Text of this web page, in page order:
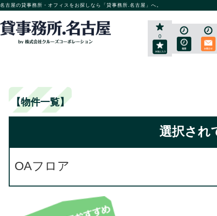
名古屋の貸事務所・オフィスをお探しなら「貸事務所.名古屋」へ。
0
【物件一覧】
選択され
OAフロア